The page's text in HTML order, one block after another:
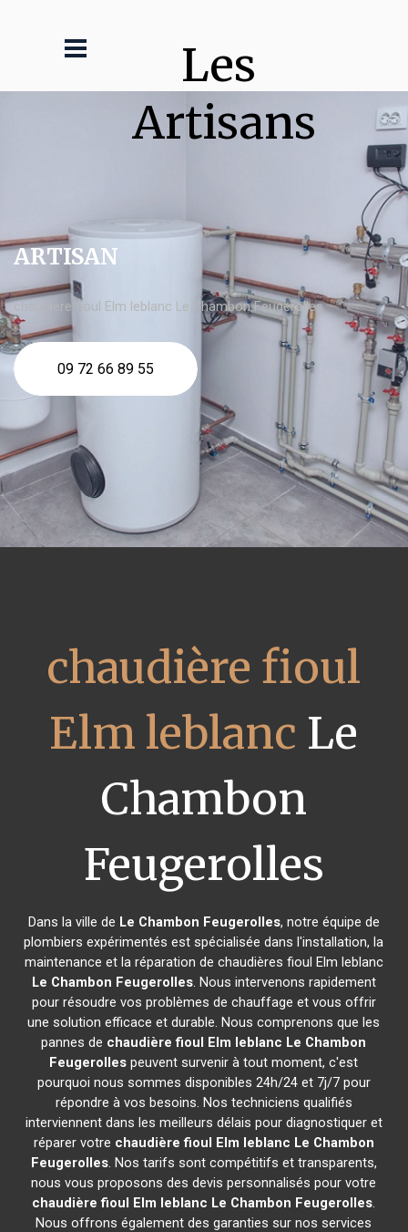
Les
Artisans
ARTISAN
chaudière fioul Elm leblanc Le Chambon Feugerolles
09 72 66 89 55
chaudière fioul
Elm leblanc Le
Chambon
Feugerolles
Dans la ville de Le Chambon Feugerolles, notre équipe de
plombiers expérimentés est spécialisée dans l'installation, la
maintenance et la réparation de chaudières fioul Elm leblanc
Le Chambon Feugerolles. Nous intervenons rapidement
pour résoudre vos problèmes de chauffage et vous offrir
une solution efficace et durable. Nous comprenons que les
pannes de chaudière fioul Elm leblanc Le Chambon
Feugerolles peuvent survenir à tout moment, c'est
pourquoi nous sommes disponibles 24h/24 et 7j/7 pour
répondre à vos besoins. Nos techniciens qualifiés
interviennent dans les meilleurs délais pour diagnostiquer et
réparer votre chaudière fioul Elm leblanc Le Chambon
Feugerolles. Nos tarifs sont compétitifs et transparents,
nous vous proposons des devis personnalisés pour votre
chaudière fioul Elm leblanc Le Chambon Feugerolles.
Nous offrons également des garanties sur nos services